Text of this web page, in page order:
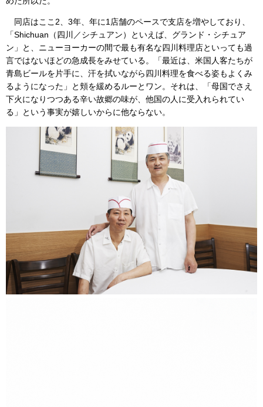
同店はここ2、3年、年に1店舗のペースで支店を増やしており、
「Shichuan（四川／シチュアン）といえば、グランド・シチュア
ン」と、ニューヨーカーの間で最も有名な四川料理店といっても過
言ではないほどの急成長をみせている。「最近は、米国人客たちが
青島ビールを片手に、汗を拭いながら四川料理を食べる姿もよくみ
るようになった」と頬を緩めるルーとワン。それは、「母国でさえ
下火になりつつある辛い故郷の味が、他国の人に受入れられてい
る」という事実が嬉しいからに他ならない。